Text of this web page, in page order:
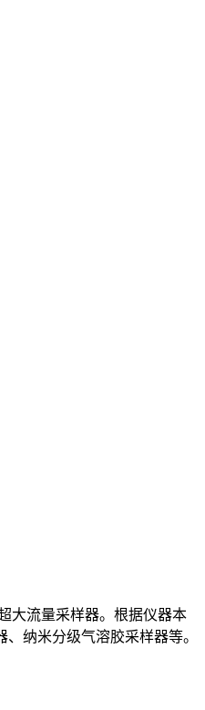
大流量采样器。根据仪器本
纳米分级气溶胶采样器等。